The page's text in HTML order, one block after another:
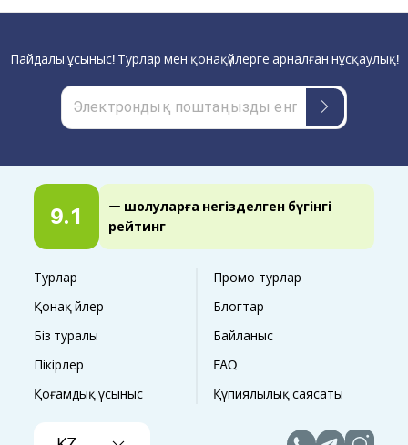
9.1
— шолуларға негізделген бүгінгі
рейтинг
Турлар
Промо-турлар
Қонақ үйлер
Блогтар
Біз туралы
Байланыс
Пікірлер
FAQ
Қоғамдық ұсыныс
Құпиялылық саясаты
Пайдалы ұсыныс! Турлар мен қонақүйлерге арналған нұсқаулық!